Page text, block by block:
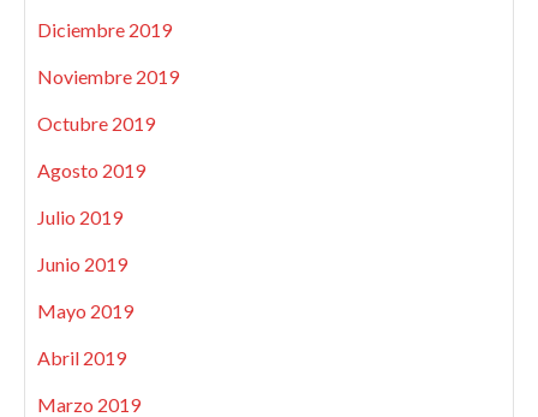
Diciembre 2019
Noviembre 2019
Octubre 2019
Agosto 2019
Julio 2019
Junio 2019
Mayo 2019
Abril 2019
Marzo 2019